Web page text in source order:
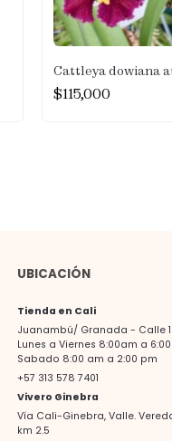
Cattleya dowiana
$115,000
UBICACIÓN
Tienda en Cali
Juanambú/ Granada - Calle
Lunes a Viernes 8:00am a
Sabado 8:00 am a 2:00 pm
+57 313 578 7401
Vivero Ginebra
Vía Cali-Ginebra, Valle.
km 2.5